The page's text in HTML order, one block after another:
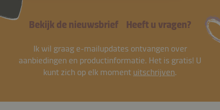
Bekijk de nieuwsbrief Heeft u vragen?
Ik wil graag e-mailupdates ontvangen over
aanbiedingen en productinformatie. Het is gratis! U
kunt zich op elk moment uitschrijven.